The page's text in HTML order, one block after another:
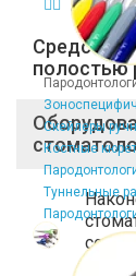
Скейлеры
Костные
Туннельные
Средства
полостью
(Air-